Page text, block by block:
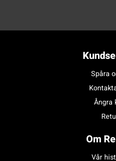
Spåra
Ångra
Om
Vår